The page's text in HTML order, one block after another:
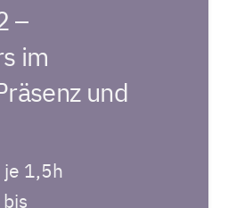
–
im
und
1,5h